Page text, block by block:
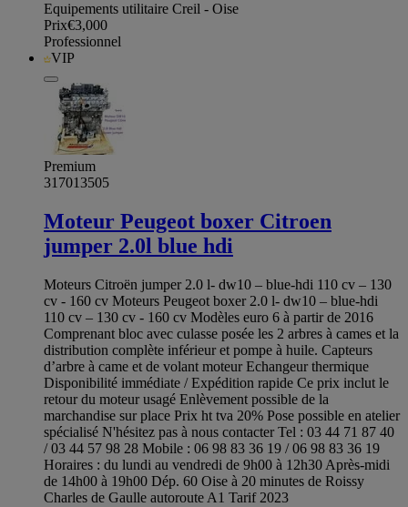
Equipements utilitaire Creil - Oise
Prix€3,000
Professionnel
VIP
Premium
317013505
Moteur Peugeot boxer Citroen
jumper 2.0l blue hdi
Moteurs Citroën jumper 2.0 l- dw10 – blue-hdi 110 cv – 130
cv - 160 cv Moteurs Peugeot boxer 2.0 l- dw10 – blue-hdi
110 cv – 130 cv - 160 cv Modèles euro 6 à partir de 2016
Comprenant bloc avec culasse posée les 2 arbres à cames et la
distribution complète inférieur et pompe à huile. Capteurs
d’arbre à came et de volant moteur Echangeur thermique
Disponibilité immédiate / Expédition rapide Ce prix inclut le
retour du moteur usagé Enlèvement possible de la
marchandise sur place Prix ht tva 20% Pose possible en atelier
spécialisé N'hésitez pas à nous contacter Tel : 03 44 71 87 40
/ 03 44 57 98 28 Mobile : 06 98 83 36 19 / 06 98 83 36 19
Horaires : du lundi au vendredi de 9h00 à 12h30 Après-midi
de 14h00 à 19h00 Dép. 60 Oise à 20 minutes de Roissy
Charles de Gaulle autoroute A1 Tarif 2023